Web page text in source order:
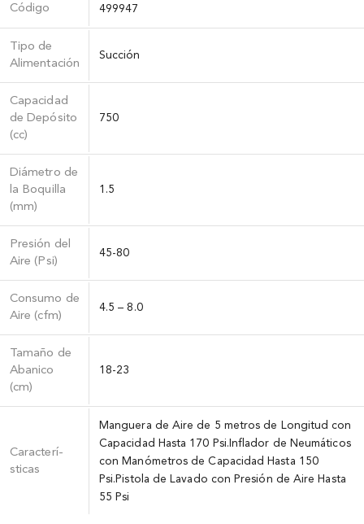
Código 499947
Tipo de
Alimentación
Succión
Capacidad
de Depósito
(cc)
750
Diámetro de
la Boquilla
(mm)
1.5
Presión del
Aire (Psi)
45-80
Consumo de
Aire (cfm)
4.5 – 8.0
Tamaño de
Abanico
(cm)
18-23
Caracterí­
sticas
Manguera de Aire de 5 metros de Longitud con
Capacidad Hasta 170 Psi.Inflador de Neumáticos
con Manómetros de Capacidad Hasta 150
Psi.Pistola de Lavado con Presión de Aire Hasta
55 Psi